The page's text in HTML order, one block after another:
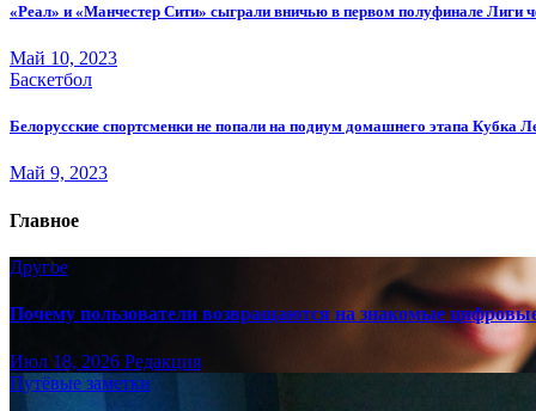
«Реал» и «Манчестер Сити» сыграли вничью в первом полуфинале Лиги
Май 10, 2023
Баскетбол
Белорусские спортсменки не попали на подиум домашнего этапа Кубка
Май 9, 2023
Главное
Другое
Почему пользователи возвращаются на знакомые
Июл 18, 2026 Редакция
Путёвые заметки